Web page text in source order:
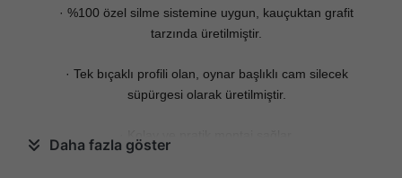
· %100 özel silme sistemine uygun, kauçuktan grafit
tarzında üretilmiştir.
· Tek bıçaklı profili olan, oynar başlıklı cam silecek
süpürgesi olarak üretilmiştir.
Daha fazla göster